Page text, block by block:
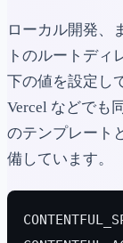
ローカル開発、
トのルートディ
下の値を設定し
Vercel などでも
のテンプレート
備しています。